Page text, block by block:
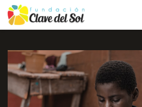
IR AL CONTENIDO